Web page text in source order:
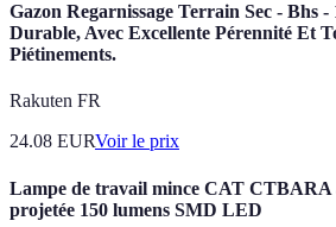
Gazon Regarnissage Terrain Sec - Bhs
Durable, Avec Excellente Pérennité Et
Piétinements.
Rakuten FR
24.08 EURVoir le prix
Lampe de travail mince CAT CTBARA
projetée 150 lumens SMD LED